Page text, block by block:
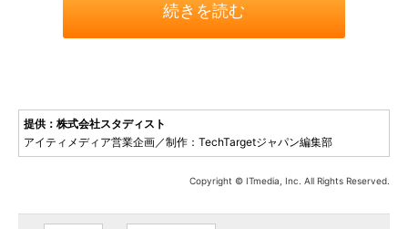
続きを読む
提供：株式会社スタディスト
アイティメディア営業企画／制作：TechTargetジャパン編集部
Copyright © ITmedia, Inc. All Rights Reserved.